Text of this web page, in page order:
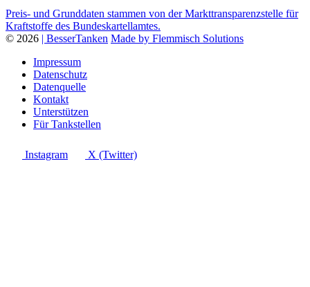
Preis- und Grunddaten stammen von der Markttransparenzstelle für
Kraftstoffe des Bundeskartellamtes.
© 2026 | BesserTanken Made by Flemmisch Solutions
Impressum
Datenschutz
Datenquelle
Kontakt
Unterstützen
Für Tankstellen
Instagram X (Twitter)